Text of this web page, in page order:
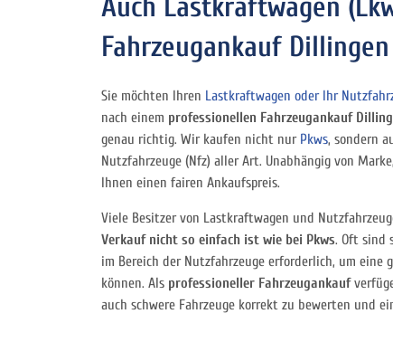
Auch Lastkraftwagen
Fahrzeugankauf
Sie möchten Ihren Lastkraftwagen oder Ihr
nach einem professionellen Fahrzeugankauf
genau richtig. Wir kaufen nicht nur Pkws, sondern
Nutzfahrzeuge (Nfz) aller Art. Unabhängig von
Ihnen einen fairen Ankaufspreis.
Viele Besitzer von Lastkraftwagen und
Verkauf nicht so einfach ist wie bei Pkws. Oft sind
im Bereich der Nutzfahrzeuge erforderlich, um eine
können. Als professioneller Fahrzeugankauf
auch schwere Fahrzeuge korrekt zu bewerten und